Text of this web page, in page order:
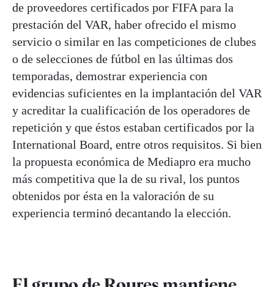
de proveedores certificados por FIFA para la
prestación del VAR, haber ofrecido el mismo
servicio o similar en las competiciones de clubes
o de selecciones de fútbol en las últimas dos
temporadas, demostrar experiencia con
evidencias suficientes en la implantación del VAR
y acreditar la cualificación de los operadores de
repetición y que éstos estaban certificados por la
International Board, entre otros requisitos. Si bien
la propuesta económica de Mediapro era mucho
más competitiva que la de su rival, los puntos
obtenidos por ésta en la valoración de su
experiencia terminó decantando la elección.